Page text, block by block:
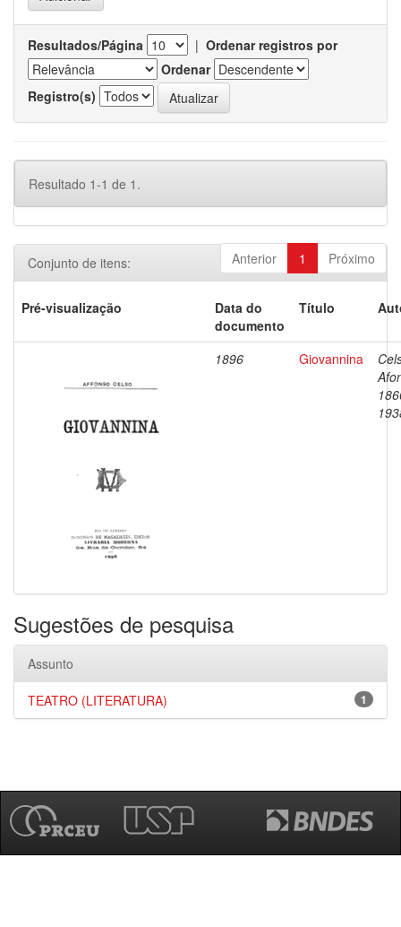
Resultados/Página | Ordenar registros por
Ordenar
Registro(s)
Resultado 1-1 de 1.
Anterior 1 Próximo
Conjunto de itens:
Pré-visualização
Data do
documento
Título
1896 Giovannina
Sugestões de pesquisa
Assunto
1
TEATRO (LITERATURA)